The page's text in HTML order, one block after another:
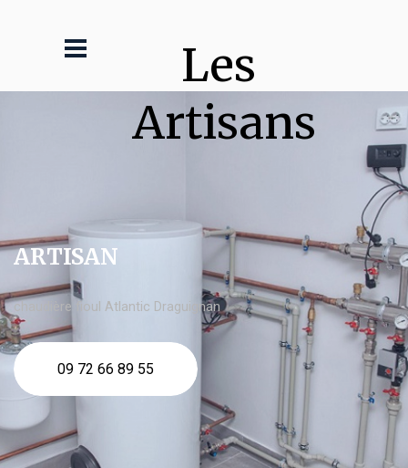
Les
Artisans
ARTISAN
chaudière fioul Atlantic Draguignan
09 72 66 89 55